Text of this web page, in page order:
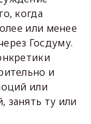
когда
или менее
Госдуму.
и
или
занять ту или